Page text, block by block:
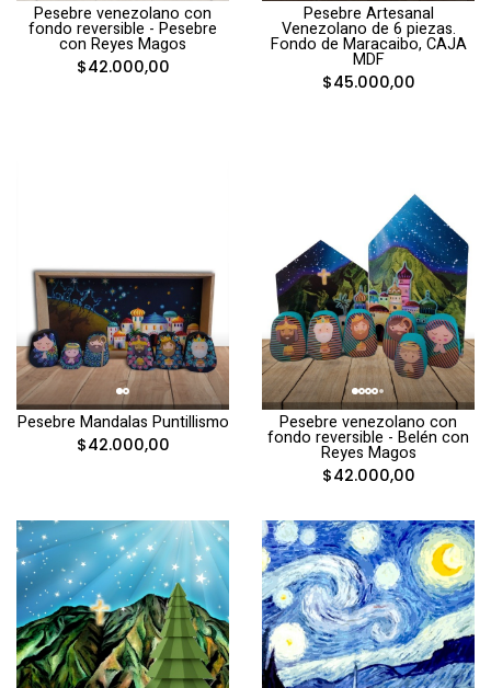
Pesebre venezolano con
fondo reversible - Pesebre
con Reyes Magos
$42.000,00
Pesebre Artesanal
Venezolano de 6 piezas.
Fondo de Maracaibo, CAJA
MDF
$45.000,00
Pesebre Mandalas Puntillismo
$42.000,00
Pesebre venezolano con
fondo reversible - Belén con
Reyes Magos
$42.000,00